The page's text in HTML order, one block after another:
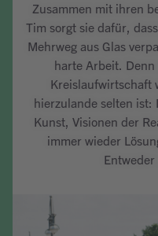
Zusammen mit ihren
Tim sorgt sie dafür,
Mehrweg aus Glas
harte Arbeit.
Kreislaufwirtschaft
hierzulande selten ist:
Kunst, Visionen der
immer wieder